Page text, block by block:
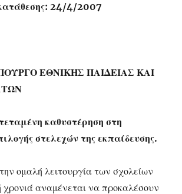
24/4/2007
ΕΘΝΙΚΗΣ ΠΑΙΔΕΙΑΣ ΚΑΙ
καθυστέρηση στη
στελεχών της εκπαίδευσης.
ομαλή λειτουργία των σχολείων
χρονιά αναμένεται να προκαλέσουν